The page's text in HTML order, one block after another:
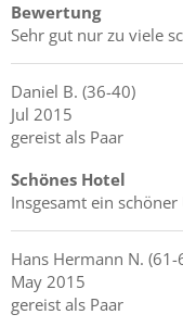
Bewertung
Sehr gut nur zu viele
Daniel B. (36-40)
Jul 2015
gereist als Paar
Schönes Hotel
Insgesamt ein
Hans Hermann N. (61-
May 2015
gereist als Paar